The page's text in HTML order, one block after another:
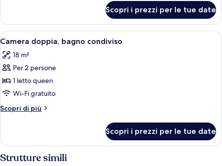
singola,
bagno
condiviso
Scopri i prezzi per le tue date
Apri
tutte
le
foto
per
Camera
doppia,
bagno
Una camera da letto con un letto,
5
Camera doppia, bagno condiviso
18 m²
Per 2 persone
1 letto queen
Wi-Fi gratuito
Scopri di più
Altri
doppia,
bagno
condiviso
Scopri i prezzi per le tue date
Strutture simili